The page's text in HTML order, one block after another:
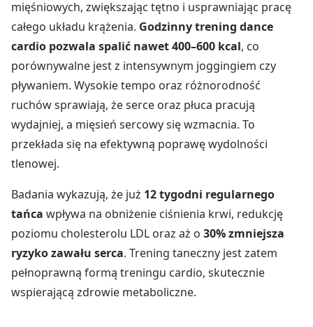
mięśniowych, zwiększając tętno i usprawniając pracę
całego układu krążenia. Godzinny trening dance
cardio pozwala spalić nawet 400–600 kcal, co
porównywalne jest z intensywnym joggingiem czy
pływaniem. Wysokie tempo oraz różnorodność
ruchów sprawiają, że serce oraz płuca pracują
wydajniej, a mięsień sercowy się wzmacnia. To
przekłada się na efektywną poprawę wydolności
tlenowej.
Badania wykazują, że już 12 tygodni regularnego
tańca wpływa na obniżenie ciśnienia krwi, redukcję
poziomu cholesterolu LDL oraz aż o 30% zmniejsza
ryzyko zawału serca. Trening taneczny jest zatem
pełnoprawną formą treningu cardio, skutecznie
wspierającą zdrowie metaboliczne.